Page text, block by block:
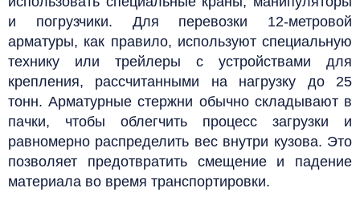
и погрузчики. Для перевозки 12-метровой
арматуры, как правило, используют специальную
технику или трейлеры с устройствами для
крепления, рассчитанными на нагрузку до 25
тонн. Арматурные стержни обычно складывают в
пачки, чтобы облегчить процесс загрузки и
равномерно распределить вес внутри кузова. Это
позволяет предотвратить смещение и падение
материала во время транспортировки.